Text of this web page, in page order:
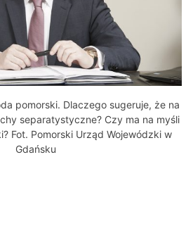
pomorski. Dlaczego sugeruje, że na
separatystyczne? Czy ma na myśli
Fot. Pomorski Urząd Wojewódzki w
Gdańsku